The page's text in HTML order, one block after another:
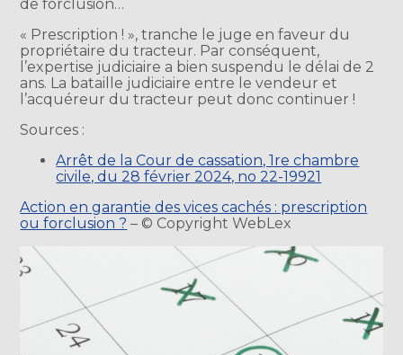
de forclusion…
« Prescription ! », tranche le juge en faveur du
propriétaire du tracteur. Par conséquent,
l’expertise judiciaire a bien suspendu le délai de 2
ans. La bataille judiciaire entre le vendeur et
l’acquéreur du tracteur peut donc continuer !
Sources :
Arrêt de la Cour de cassation, 1re chambre
civile, du 28 février 2024, no 22-19921
Action en garantie des vices cachés : prescription
ou forclusion ? – © Copyright WebLex